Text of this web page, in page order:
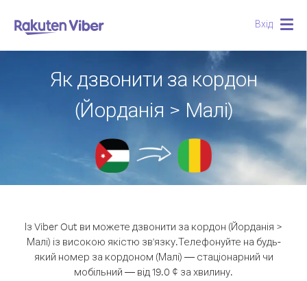
Вхід
Як дзвонити за кордон
(Йорданія > Малі)
Із Viber Out ви можете дзвонити за кордон (Йорданія >
Малі) із високою якістю зв'язку.Телефонуйте на будь-
який номер за кордоном (Малі) — стаціонарний чи
мобільний — від 19.0 ¢ за хвилину.